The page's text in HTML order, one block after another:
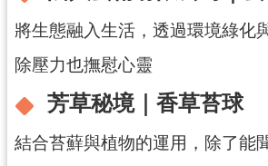
將生態融入生活，透過環境綠化
除壓力也撫慰心靈
芳草秘境｜香草苔球
結合苔蘚與植物的運用，除了能